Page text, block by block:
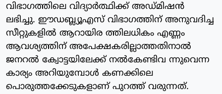
വിഭാഗത്തിലെ വിദ്യാര്‍ത്ഥിക്ക് അഡ്മിഷന്‍
ലഭിച്ചു. ഈഡബ്ല്യൂഎസ് വിഭാഗത്തിന് അനുവദിച്ച
സീറ്റുകളില്‍ ആറായിര ത്തിലധികം എണ്ണം
ആവശ്യത്തിന് അപേക്ഷകരില്ലാത്തതിനാല്‍
ജനറല്‍ ക്വോട്ടയിലേക്ക് നല്‍കേണ്ടിവ ന്നുവെന്ന
കാര്യം അറിയുമ്പോള്‍ കണക്കിലെ
പൊരുത്തക്കേടുകളാണ് പുറത്ത് വരുന്നത്.